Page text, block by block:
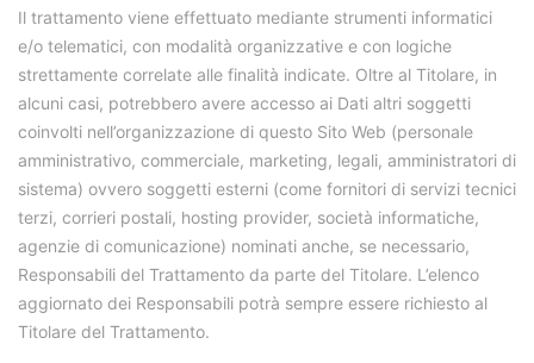
Il trattamento viene effettuato mediante strumenti informatici
e/o telematici, con modalità organizzative e con logiche
strettamente correlate alle finalità indicate. Oltre al Titolare, in
alcuni casi, potrebbero avere accesso ai Dati altri soggetti
coinvolti nell’organizzazione di questo Sito Web (personale
amministrativo, commerciale, marketing, legali, amministratori di
sistema) ovvero soggetti esterni (come fornitori di servizi tecnici
terzi, corrieri postali, hosting provider, società informatiche,
agenzie di comunicazione) nominati anche, se necessario,
Responsabili del Trattamento da parte del Titolare. L’elenco
aggiornato dei Responsabili potrà sempre essere richiesto al
Titolare del Trattamento.